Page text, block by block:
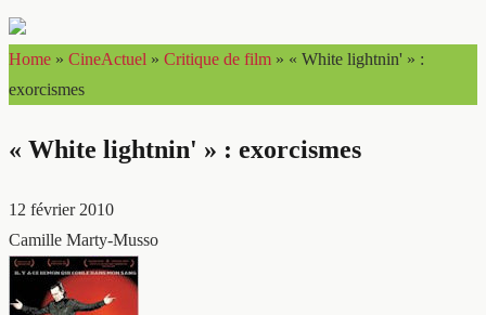
Home » CineActuel » Critique de film » « White lightnin' » :
exorcismes
« White lightnin' » : exorcismes
12 février 2010
Camille Marty-Musso